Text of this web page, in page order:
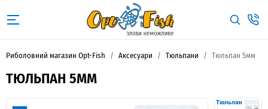
Риболовний магазин Opt-Fish Аксесуари Тюльпани Тюльпан 5мм
ТЮЛЬПАН 5ММ